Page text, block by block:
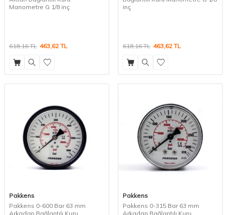
Manometre G 1/8 inç
618,16TL 463,62 TL
inç
618,16TL 463,62 TL
Pakkens
Pakkens 0-600 Bar 63 mm
Arkadan Bağlantılı Kuru
Pakkens
Pakkens 0-315 Bar 63 mm
Arkadan Bağlantılı Kuru